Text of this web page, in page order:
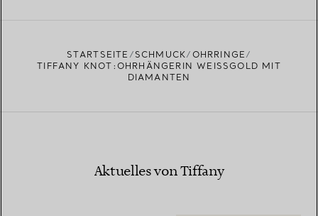
STARTSEITE SCHMUCK
OHRRINGE
TIFFANY KNOT:OHRHÄNGERIN WEISSGOLD MIT D
IAMANTEN
Aktuelles von Tiffany